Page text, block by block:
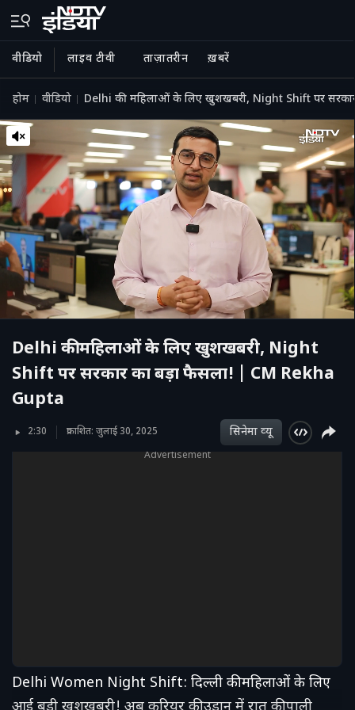
वीडियो लाइव टीवी ताज़ातरीन ख़बरें
होम वीडियो Delhi की महिलाओं के लिए खुशखबरी, Night Shift पर
Delhi की महिलाओं के लिए खुशखबरी, Night
Shift पर सरकार का बड़ा फैसला! | CM Rekha
Gupta
2:30 प्रकाशित: जुलाई 30, 2025 सिनेमा व्‍यू
Advertisement
Delhi Women Night Shift: दिल्ली की महिलाओं के लिए